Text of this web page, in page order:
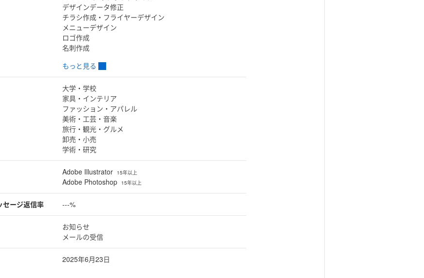
デザインデータ修正
チラシ作成・フライヤーデザイン
メニューデザイン
ロゴ作成
名刺作成
もっと見る
大学・学校
家具・インテリア
ファッション・アパレル
美術・工芸・音楽
旅行・観光・グルメ
卸売・小売
学術・研究
Adobe Illustrator 15年以上
Adobe Photoshop 15年以上
セージ返信率 ---%
お知らせ
メールの受信
2025年6月23日